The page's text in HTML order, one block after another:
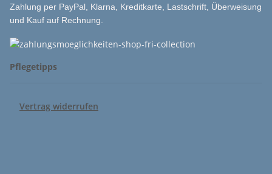
Zahlung per PayPal, Klarna, Kreditkarte, Lastschrift, Überweisung
und Kauf auf Rechnung.
Pflegetipps
Vertrag widerrufen